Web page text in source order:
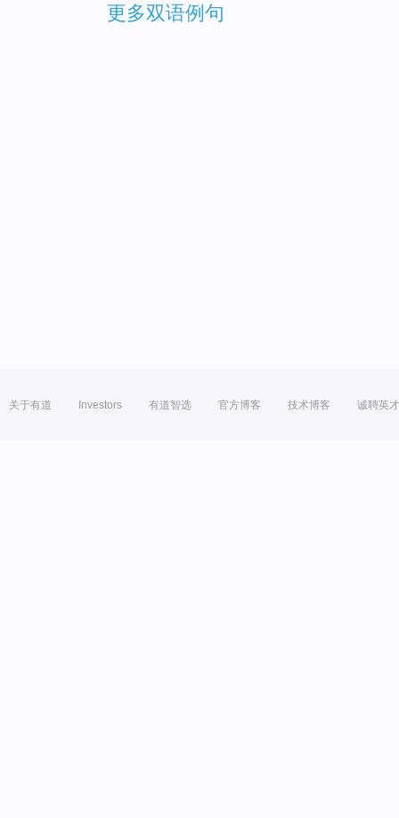
更多双语例句
关于有道 Investors 有道智选 官方博客 技术博客 诚聘英才